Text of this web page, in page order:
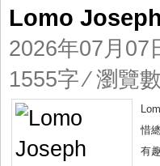
f2
神
奇
的
光
Lomo
2026年07月07
1555字 ⁄ 瀏覽
惜
有